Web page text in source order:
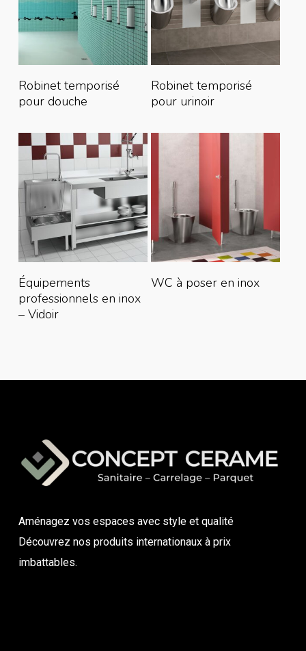
Lire La Suite
Robinet temporisé
pour douche
Lire La Suite
Robinet temporisé
pour urinoir
Lire La Suite
Équipements
professionnels en inox
– Vidoir
Lire La Suite
WC à poser en inox
Aménagez vos espaces avec style et qualité
Découvrez nos produits internationaux à prix
imbattables.